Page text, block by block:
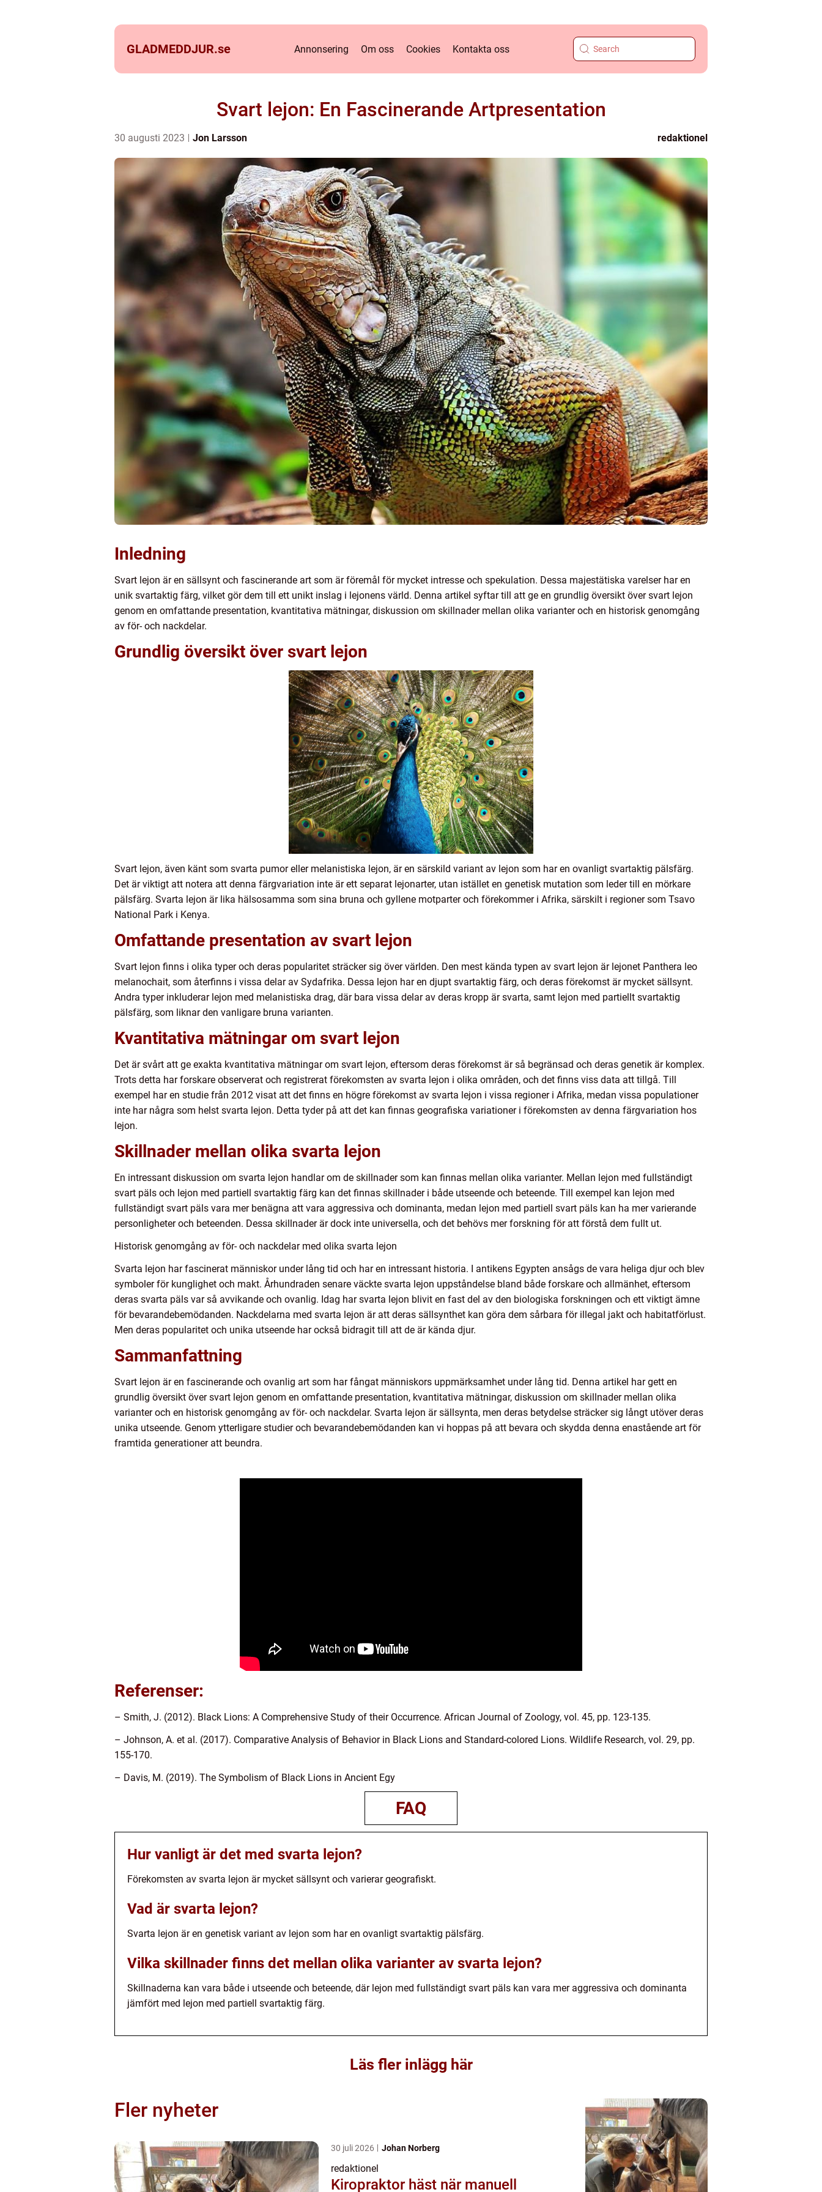
GLADMEDDJUR.se Annonsering Om oss Cookies Kontakta oss
Svart lejon: En Fascinerande Artpresentation
30 augusti 2023 Jon Larsson redaktionel
Inledning
Svart lejon är en sällsynt och fascinerande art som är föremål för mycket intresse och spekulation. Dessa majestätiska varelser har en
unik svartaktig färg, vilket gör dem till ett unikt inslag i lejonens värld. Denna artikel syftar till att ge en grundlig översikt över svart lejon
genom en omfattande presentation, kvantitativa mätningar, diskussion om skillnader mellan olika varianter och en historisk genomgång
av för- och nackdelar.
Grundlig översikt över svart lejon
Svart lejon, även känt som svarta pumor eller melanistiska lejon, är en särskild variant av lejon som har en ovanligt svartaktig pälsfärg.
Det är viktigt att notera att denna färgvariation inte är ett separat lejonarter, utan istället en genetisk mutation som leder till en mörkare
pälsfärg. Svarta lejon är lika hälsosamma som sina bruna och gyllene motparter och förekommer i Afrika, särskilt i regioner som Tsavo
National Park i Kenya.
Omfattande presentation av svart lejon
Svart lejon finns i olika typer och deras popularitet sträcker sig över världen. Den mest kända typen av svart lejon är lejonet Panthera leo
melanochait, som återfinns i vissa delar av Sydafrika. Dessa lejon har en djupt svartaktig färg, och deras förekomst är mycket sällsynt.
Andra typer inkluderar lejon med melanistiska drag, där bara vissa delar av deras kropp är svarta, samt lejon med partiellt svartaktig
pälsfärg, som liknar den vanligare bruna varianten.
Kvantitativa mätningar om svart lejon
Det är svårt att ge exakta kvantitativa mätningar om svart lejon, eftersom deras förekomst är så begränsad och deras genetik är komplex.
Trots detta har forskare observerat och registrerat förekomsten av svarta lejon i olika områden, och det finns viss data att tillgå. Till
exempel har en studie från 2012 visat att det finns en högre förekomst av svarta lejon i vissa regioner i Afrika, medan vissa populationer
inte har några som helst svarta lejon. Detta tyder på att det kan finnas geografiska variationer i förekomsten av denna färgvariation hos
lejon.
Skillnader mellan olika svarta lejon
En intressant diskussion om svarta lejon handlar om de skillnader som kan finnas mellan olika varianter. Mellan lejon med fullständigt
svart päls och lejon med partiell svartaktig färg kan det finnas skillnader i både utseende och beteende. Till exempel kan lejon med
fullständigt svart päls vara mer benägna att vara aggressiva och dominanta, medan lejon med partiell svart päls kan ha mer varierande
personligheter och beteenden. Dessa skillnader är dock inte universella, och det behövs mer forskning för att förstå dem fullt ut.
Historisk genomgång av för- och nackdelar med olika svarta lejon
Svarta lejon har fascinerat människor under lång tid och har en intressant historia. I antikens Egypten ansågs de vara heliga djur och blev
symboler för kunglighet och makt. Århundraden senare väckte svarta lejon uppståndelse bland både forskare och allmänhet, eftersom
deras svarta päls var så avvikande och ovanlig. Idag har svarta lejon blivit en fast del av den biologiska forskningen och ett viktigt ämne
för bevarandebemödanden. Nackdelarna med svarta lejon är att deras sällsynthet kan göra dem sårbara för illegal jakt och habitatförlust.
Men deras popularitet och unika utseende har också bidragit till att de är kända djur.
Sammanfattning
Svart lejon är en fascinerande och ovanlig art som har fångat människors uppmärksamhet under lång tid. Denna artikel har gett en
grundlig översikt över svart lejon genom en omfattande presentation, kvantitativa mätningar, diskussion om skillnader mellan olika
varianter och en historisk genomgång av för- och nackdelar. Svarta lejon är sällsynta, men deras betydelse sträcker sig långt utöver deras
unika utseende. Genom ytterligare studier och bevarandebemödanden kan vi hoppas på att bevara och skydda denna enastående art för
framtida generationer att beundra.
Referenser:
– Smith, J. (2012). Black Lions: A Comprehensive Study of their Occurrence. African Journal of Zoology, vol. 45, pp. 123-135.
– Johnson, A. et al. (2017). Comparative Analysis of Behavior in Black Lions and Standard-colored Lions. Wildlife Research, vol. 29, pp.
155-170.
– Davis, M. (2019). The Symbolism of Black Lions in Ancient Egy
FAQ
Hur vanligt är det med svarta lejon?
Förekomsten av svarta lejon är mycket sällsynt och varierar geografiskt.
Vad är svarta lejon?
Svarta lejon är en genetisk variant av lejon som har en ovanligt svartaktig pälsfärg.
Vilka skillnader finns det mellan olika varianter av svarta lejon?
Skillnaderna kan vara både i utseende och beteende, där lejon med fullständigt svart päls kan vara mer aggressiva och dominanta
jämfört med lejon med partiell svartaktig färg.
Läs fler inlägg här
Fler nyheter
30 juli 2026 Johan Norberg
redaktionel
Kiropraktor häst när manuell